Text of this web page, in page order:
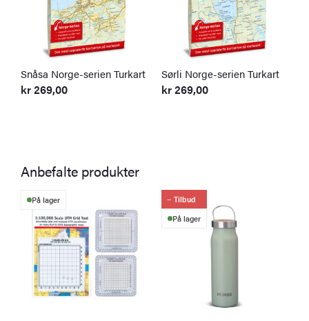
Snåsa Norge-serien Turkart
kr269,00
Sørli Norge-serien Turkart
kr269,00
Anbefalte produkter
På lager
Tilbud
På lager